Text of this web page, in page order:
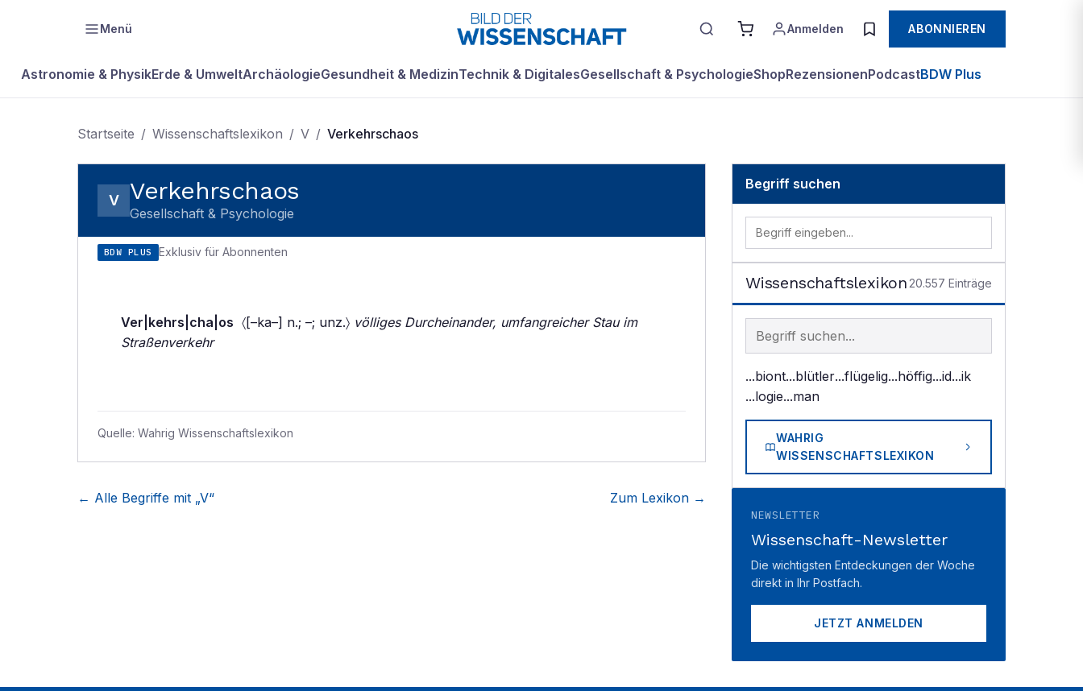
Menü Anmelden ABONNIEREN
Astronomie & PhysikErde & UmweltArchäologieGesundheit & MedizinTechnik & DigitalesGesellschaft & PsychologieShopRezensionenPodcastBDW Plus
Startseite / Wissenschaftslexikon / V / Verkehrschaos
V Verkehrschaos
Gesellschaft & Psychologie
BDW PLUS Exklusiv für Abonnenten
Ver|kehrs|cha|os 〈[–ka–] n.; –; unz.〉 völliges Durcheinander, umfangreicher Stau im
Straßenverkehr
Quelle: Wahrig Wissenschaftslexikon
← Alle Begriffe mit „V“ Zum Lexikon →
Begriff suchen
Wissenschaftslexikon 20.557 Einträge
Begriff im Lexikon suchen
...biont...blütler...flügelig...höffig...id...ik
...logie...man
WAHRIG
WISSENSCHAFTSLEXIKON
NEWSLETTER
Wissenschaft-Newsletter
Die wichtigsten Entdeckungen der Woche
direkt in Ihr Postfach.
JETZT ANMELDEN